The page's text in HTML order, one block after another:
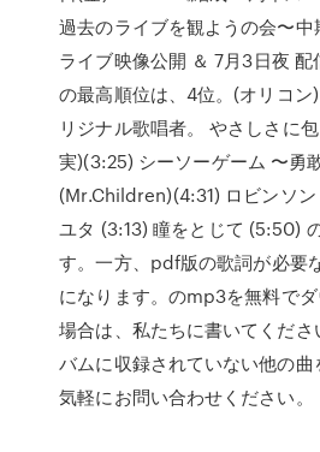
過去のライブを観ようの会〜中
ライブ映像公開 ＆ 7月3日夜 配
の最高順位は、4位。(オリコン
リジナル歌唱者。 やさしさに
実)(3:25) シーソーゲーム 〜勇
(Mr.Children)(4:31) ロビンソ
ユタ (3:13) 瞳をとじて (5:50)
す。一方、pdf版の歌詞が必要
になります。のmp3を無料で
場合は、私たちに書いてくだ
バムに収録されていない他の
気軽にお問い合わせください。